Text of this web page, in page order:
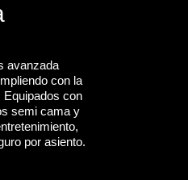
avanzada
con la
Equipados con
semi cama y
por asiento.